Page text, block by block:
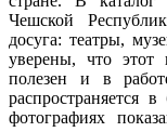
Чешской
досуга: театры,
уверены, что этот
полезен и в
распространяется
фотографиях